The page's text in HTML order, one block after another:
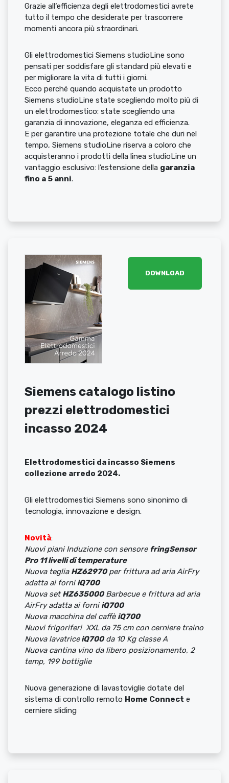
Grazie all‘efficienza degli elettrodomestici avrete
tutto il tempo che desiderate per trascorrere
momenti ancora più straordinari.
Gli elettrodomestici Siemens studioLine sono
pensati per soddisfare gli standard più elevati e
per migliorare la vita di tutti i giorni.
Ecco perché quando acquistate un prodotto
Siemens studioLine state scegliendo molto più di
un elettrodomestico: state scegliendo una
garanzia di innovazione, eleganza ed efficienza.
E per garantire una protezione totale che duri nel
tempo, Siemens studioLine riserva a coloro che
acquisteranno i prodotti della linea studioLine un
vantaggio esclusivo: l’estensione della garanzia
fino a 5 anni.
DOWNLOAD
Siemens catalogo listino
prezzi elettrodomestici
incasso 2024
Elettrodomestici da incasso Siemens
collezione arredo 2024.
Gli elettrodomestici Siemens sono sinonimo di
tecnologia, innovazione e design.
Novità:
Nuovi piani Induzione con sensore fringSensor
Pro 11 livelli di temperature
Nuova teglia HZ62970per frittura ad aria AirFry
adatta ai forniiQ700
Nuova setHZ635000Barbecue e frittura ad aria
AirFry adatta ai forniiQ700
Nuova macchina del caffè iQ700
Nuovi frigoriferi XXL da 75 cm con cerniere traino
Nuova lavatriceiQ700da 10 Kg classe A
Nuova cantina vino da libero posizionamento, 2
temp, 199 bottiglie
Nuova generazione di lavastoviglie dotate del
sistema di controllo remoto Home Connect e
cerniere sliding